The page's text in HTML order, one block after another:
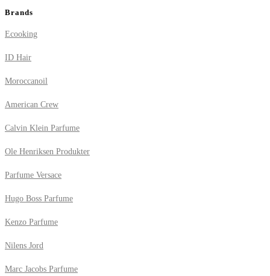
Brands
Ecooking
ID Hair
Moroccanoil
American Crew
Calvin Klein Parfume
Ole Henriksen Produkter
Parfume Versace
Hugo Boss Parfume
Kenzo Parfume
Nilens Jord
Marc Jacobs Parfume